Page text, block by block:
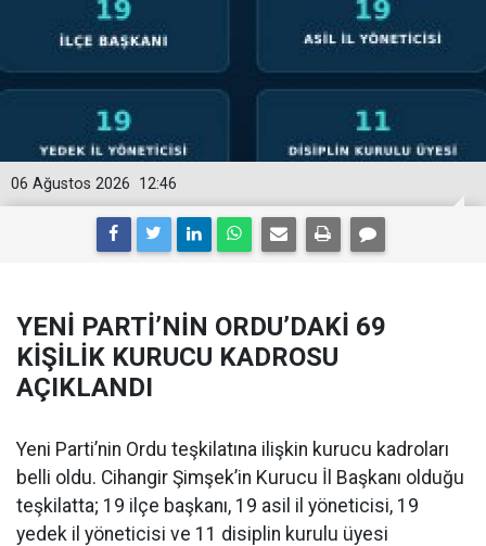
12:46
06 Ağustos 2026
YENİ PARTİ’NİN ORDU’DAKİ 69
KİŞİLİK KURUCU KADROSU
AÇIKLANDI
Yeni Parti’nin Ordu teşkilatına ilişkin kurucu kadroları
belli oldu. Cihangir Şimşek’in Kurucu İl Başkanı olduğu
teşkilatta; 19 ilçe başkanı, 19 asil il yöneticisi, 19
yedek il yöneticisi ve 11 disiplin kurulu üyesi